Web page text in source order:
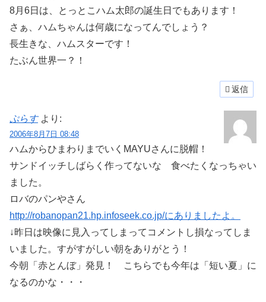
8月6日は、とっとこハム太郎の誕生日でもあります！
さぁ、ハムちゃんは何歳になってんでしょう？
長生きな、ハムスターです！
たぶん世界一？！
返信
ぷらす より:
2006年8月7日 08:48
ハムからひまわりまでいくMAYUさんに脱帽！
サンドイッチしばらく作ってないな 食べたくなっちゃい
ました。
ロバのパンやさん
http://robanopan21.hp.infoseek.co.jp/にありましたよ。
↓昨日は映像に見入ってしまってコメントし損なってしま
いました。すがすがしい朝をありがとう！
今朝「赤とんぼ」発見！ こちらでも今年は「短い夏」に
なるのかな・・・